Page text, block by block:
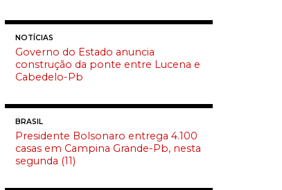
NOTÍCIAS
Governo do Estado anuncia
construção da ponte entre Lucena e
Cabedelo-Pb
BRASIL
Presidente Bolsonaro entrega 4.100
casas em Campina Grande-Pb, nesta
segunda (11)